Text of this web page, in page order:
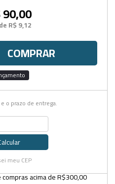
90,00
R$ 9,12
COMPRAR
o prazo de entrega.
meu CEP
compras acima de R$300,00